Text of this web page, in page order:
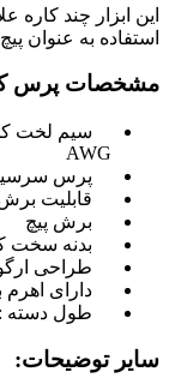
این ابزار چند
استفاده به عنوان
مشخصات پرس
AWG
پرس سرسیم در
قابلیت برش
برش پیچ
بدنه سخت
طراحی
دارای اهرم
طول دسته : 10 سانتی متر
سایر توضیحات: